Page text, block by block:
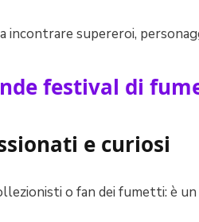
incontrare supereroi,
e curiosi
o fan dei fumetti: è